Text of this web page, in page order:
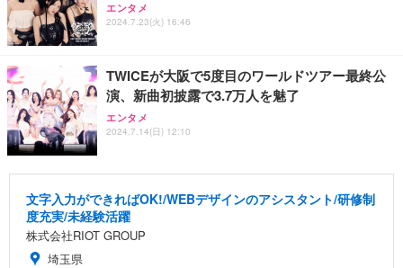
エンタメ
2024.7.23(火) 16:46
TWICEが大阪で5度目のワールドツアー最終公
演、新曲初披露で3.7万人を魅了
エンタメ
2024.7.14(日) 12:10
文字入力ができればOK!/WEBデザインのアシスタント/研修制
度充実/未経験活躍
株式会社RIOT GROUP
埼玉県